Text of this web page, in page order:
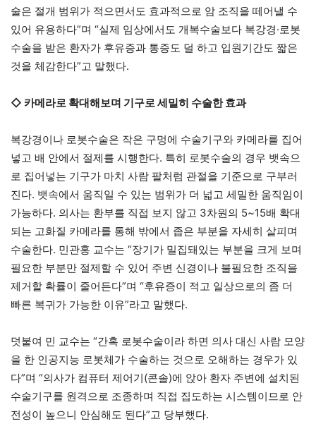
술은 절개 범위가 적으면서도 효과적으로 암 조직을 떼어낼 수
있어 유용하다”며 “실제 임상에서도 개복수술보다 복강경·로봇
수술을 받은 환자가 후유증과 통증도 덜 하고 입원기간도 짧은
것을 체감한다”고 말했다.
◇ 카메라로 확대해보며 기구로 세밀히 수술한 효과
복강경이나 로봇수술은 작은 구멍에 수술기구와 카메라를 집어
넣고 배 안에서 절제를 시행한다. 특히 로봇수술의 경우 뱃속으
로 집어넣는 기구가 마치 사람 팔처럼 관절을 기준으로 구부러
진다. 뱃속에서 움직일 수 있는 범위가 더 넓고 세밀한 움직임이
가능하다. 의사는 환부를 직접 보지 않고 3차원의 5~15배 확대
되는 고화질 카메라를 통해 밖에서 좁은 부분을 자세히 살피며
수술한다. 민관홍 교수는 “장기가 밀집돼있는 부분을 크게 보며
필요한 부분만 절제할 수 있어 주변 신경이나 불필요한 조직을
제거할 확률이 줄어든다”며 “후유증이 적고 일상으로의 좀 더
빠른 복귀가 가능한 이유”라고 말했다.
덧붙여 민 교수는 “간혹 로봇수술이라 하면 의사 대신 사람 모양
을 한 인공지능 로봇체가 수술하는 것으로 오해하는 경우가 있
다”며 “의사가 컴퓨터 제어기(콘솔)에 앉아 환자 주변에 설치된
수술기구를 원격으로 조종하며 직접 집도하는 시스템이므로 안
전성이 높으니 안심해도 된다”고 당부했다.